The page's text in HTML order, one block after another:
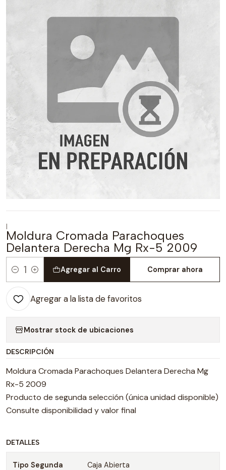
|
Moldura Cromada Parachoques
Delantera Derecha Mg Rx-5 2009
Cantidad
Agregar al Carro Comprar ahora
Agregar a la lista de favoritos
Mostrar stock de ubicaciones
DESCRIPCIÓN
Moldura Cromada Parachoques Delantera Derecha Mg
Rx-5 2009
Producto de segunda selección (única unidad disponible)
Consulte disponibilidad y valor final
DETALLES
Tipo Segunda
Caja Abierta